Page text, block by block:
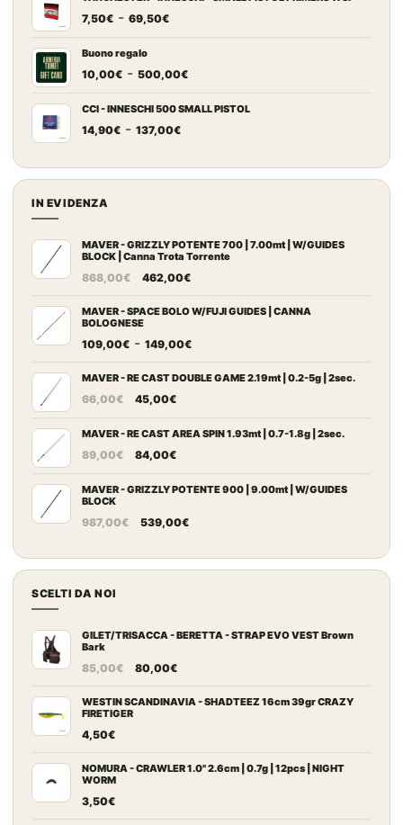
da
67,00€
7,50€ - 69,50€Fascia
da
a
69,50€
Buono regalo
10,00€ - 500,00€Fascia
prezzo:
a
500,00€
CCI - INNESCHI 500 SMALL PISTOL
14,90€ - 137,00€Fascia
prezzo:
da
137,00€
IN EVIDENZA
MAVER - GRIZZLY POTENTE 700 | 7.00mt | W/GUIDES
BLOCK | Canna Trota Torrente
868,00€
Il
originale
era:
868,00€.
462,00€Il
attuale
462,00€.
MAVER - SPACE BOLO W/FUJI GUIDES | CANNA
BOLOGNESE
109,00€ - 149,00€Fascia
prezzo:
a
MAVER - RE CAST DOUBLE GAME 2.19mt | 0.2-5g | 2sec.
66,00€
Il
originale
era:
45,00€Il
attuale
è:
MAVER - RE CAST AREA SPIN 1.93mt | 0.7-1.8g | 2sec.
89,00€
Il
originale
89,00€.
84,00€Il
attuale
84,00€.
MAVER - GRIZZLY POTENTE 900 | 9.00mt | W/GUIDES
BLOCK
987,00€
Il
originale
539,00€Il
attuale
SCELTI DA NOI
GILET/TRISACCA - BERETTA - STRAP EVO VEST Brown
Bark
85,00€
Il
originale
80,00€Il
attuale
WESTIN SCANDINAVIA - SHADTEEZ 16cm 39gr CRAZY
FIRETIGER
4,50€
NOMURA - CRAWLER 1.0" 2.6cm | 0.7g | 12pcs | NIGHT
WORM
3,50€